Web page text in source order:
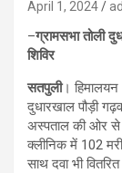
April 1, 2024
–ग्रामसभा तोली
शिविर
सतपुली।
दुधारखाल पौड़ी
अस्पताल की ओर से
क्लीनिक में 102
साथ दवा भी